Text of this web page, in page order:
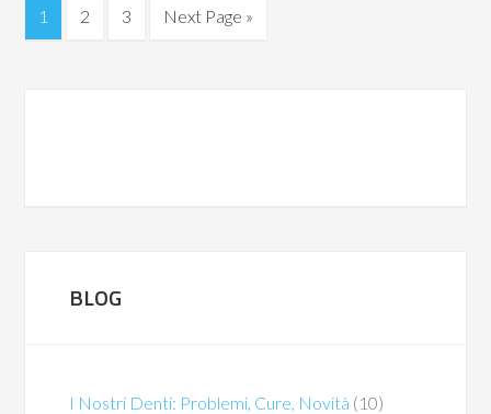
1 2 3 Next Page »
BLOG
I Nostri Denti: Problemi, Cure, Novità (10)